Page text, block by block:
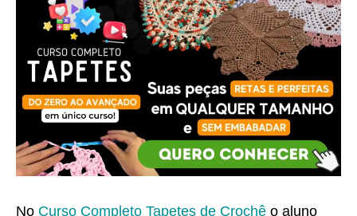
No Curso Completo Tapetes de Crochê o aluno